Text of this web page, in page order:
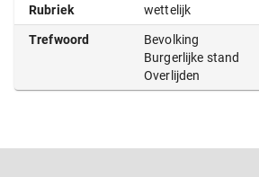
Rubriek wettelijk
Trefwoord
Bevolking
Burgerlijke stand
Overlijden